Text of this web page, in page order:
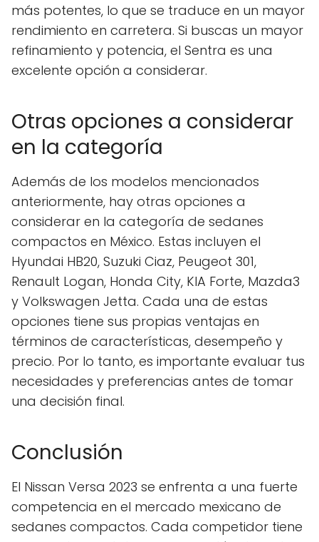
más potentes, lo que se traduce en un mayor
rendimiento en carretera. Si buscas un mayor
refinamiento y potencia, el Sentra es una
excelente opción a considerar.
Otras opciones a considerar
en la categoría
Además de los modelos mencionados
anteriormente, hay otras opciones a
considerar en la categoría de sedanes
compactos en México. Estas incluyen el
Hyundai HB20, Suzuki Ciaz, Peugeot 301,
Renault Logan, Honda City, KIA Forte, Mazda3
y Volkswagen Jetta. Cada una de estas
opciones tiene sus propias ventajas en
términos de características, desempeño y
precio. Por lo tanto, es importante evaluar tus
necesidades y preferencias antes de tomar
una decisión final.
Conclusión
El Nissan Versa 2023 se enfrenta a una fuerte
competencia en el mercado mexicano de
sedanes compactos. Cada competidor tiene